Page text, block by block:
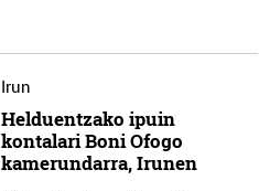
Irun
Helduentzako ipuin
kontalari Boni Ofogo
kamerundarra, Irunen